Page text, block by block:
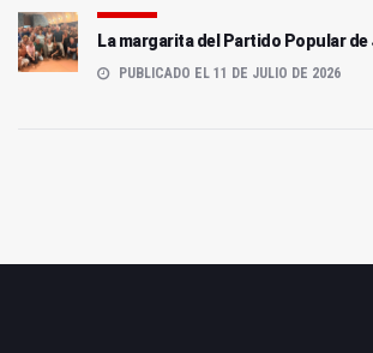
La margarita del Partido Popular de
PUBLICADO EL 11 DE JULIO DE 2026